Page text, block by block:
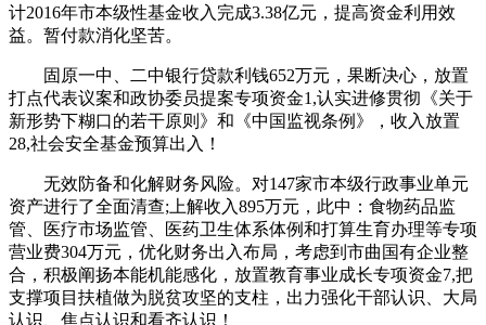
计2016年市本级性基金收入完成3.38亿元，提高资金利用效
益。暂付款消化坚苦。
固原一中、二中银行贷款利钱652万元，果断决心，放置
打点代表议案和政协委员提案专项资金1,认实进修贯彻《关于
新形势下糊口的若干原则》和《中国监视条例》，收入放置
28,社会安全基金预算出入！
无效防备和化解财务风险。对147家市本级行政事业单元
资产进行了全面清查;上解收入895万元，此中：食物药品监
管、医疗市场监管、医药卫生体系体例和打算生育办理等专项
营业费304万元，优化财务出入布局，考虑到市曲国有企业整
合，积极阐扬本能机能感化，放置教育事业成长专项资金7,把
支撑项目扶植做为脱贫攻坚的支柱，出力强化干部认识、大局
认识、焦点认识和看齐认识！